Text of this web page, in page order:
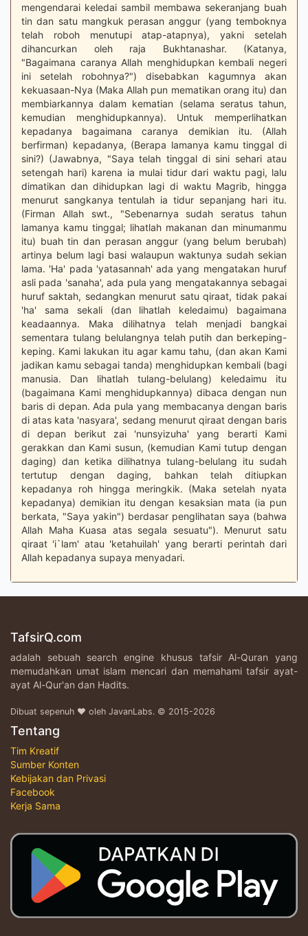
mengendarai keledai sambil membawa sekeranjang buah
tin dan satu mangkuk perasan anggur (yang temboknya
telah roboh menutupi atap-atapnya), yakni setelah
dihancurkan oleh raja Bukhtanashar. (Katanya,
"Bagaimana caranya Allah menghidupkan kembali negeri
ini setelah robohnya?") disebabkan kagumnya akan
kekuasaan-Nya (Maka Allah pun mematikan orang itu) dan
membiarkannya dalam kematian (selama seratus tahun,
kemudian menghidupkannya). Untuk memperlihatkan
kepadanya bagaimana caranya demikian itu. (Allah
berfirman) kepadanya, (Berapa lamanya kamu tinggal di
sini?) (Jawabnya, "Saya telah tinggal di sini sehari atau
setengah hari) karena ia mulai tidur dari waktu pagi, lalu
dimatikan dan dihidupkan lagi di waktu Magrib, hingga
menurut sangkanya tentulah ia tidur sepanjang hari itu.
(Firman Allah swt., "Sebenarnya sudah seratus tahun
lamanya kamu tinggal; lihatlah makanan dan minumanmu
itu) buah tin dan perasan anggur (yang belum berubah)
artinya belum lagi basi walaupun waktunya sudah sekian
lama. 'Ha' pada 'yatasannah' ada yang mengatakan huruf
asli pada 'sanaha', ada pula yang mengatakannya sebagai
huruf saktah, sedangkan menurut satu qiraat, tidak pakai
'ha' sama sekali (dan lihatlah keledaimu) bagaimana
keadaannya. Maka dilihatnya telah menjadi bangkai
sementara tulang belulangnya telah putih dan berkeping-
keping. Kami lakukan itu agar kamu tahu, (dan akan Kami
jadikan kamu sebagai tanda) menghidupkan kembali (bagi
manusia. Dan lihatlah tulang-belulang) keledaimu itu
(bagaimana Kami menghidupkannya) dibaca dengan nun
baris di depan. Ada pula yang membacanya dengan baris
di atas kata 'nasyara', sedang menurut qiraat dengan baris
di depan berikut zai 'nunsyizuha' yang berarti Kami
gerakkan dan Kami susun, (kemudian Kami tutup dengan
daging) dan ketika dilihatnya tulang-belulang itu sudah
tertutup dengan daging, bahkan telah ditiupkan
kepadanya roh hingga meringkik. (Maka setelah nyata
kepadanya) demikian itu dengan kesaksian mata (ia pun
berkata, "Saya yakin") berdasar penglihatan saya (bahwa
Allah Maha Kuasa atas segala sesuatu"). Menurut satu
qiraat 'i`lam' atau 'ketahuilah' yang berarti perintah dari
Allah kepadanya supaya menyadari.
TafsirQ.com
adalah sebuah search engine khusus tafsir Al-Quran yang
memudahkan umat islam mencari dan memahami tafsir ayat-
ayat Al-Qur'an dan Hadits.
Dibuat sepenuh ♥ oleh JavanLabs. © 2015-2026
Tentang
Tim Kreatif
Sumber Konten
Kebijakan dan Privasi
Facebook
Kerja Sama